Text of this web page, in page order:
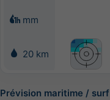
mm
20 km
Prévision maritime / surf